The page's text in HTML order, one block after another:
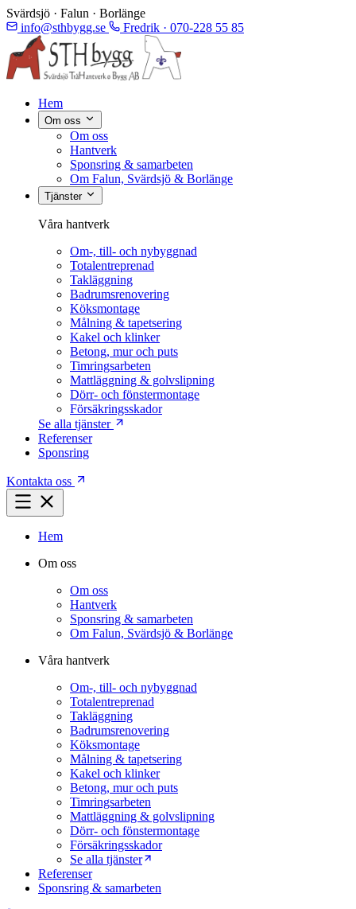
Svärdsjö · Falun · Borlänge
info@sthbygg.se
Fredrik · 070-228 55 85
Hem
Om oss
Om oss
Hantverk
Sponsring & samarbeten
Om Falun, Svärdsjö & Borlänge
Tjänster
Våra hantverk
Om-, till- och nybyggnad
Totalentreprenad
Takläggning
Badrumsrenovering
Köksmontage
Målning & tapetsering
Kakel och klinker
Betong, mur och puts
Timringsarbeten
Mattläggning & golvslipning
Dörr- och fönstermontage
Försäkringsskador
Se alla tjänster
Referenser
Sponsring
Kontakta oss
Hem
Om oss
Om oss
Hantverk
Sponsring & samarbeten
Om Falun, Svärdsjö & Borlänge
Våra hantverk
Om-, till- och nybyggnad
Totalentreprenad
Takläggning
Badrumsrenovering
Köksmontage
Målning & tapetsering
Kakel och klinker
Betong, mur och puts
Timringsarbeten
Mattläggning & golvslipning
Dörr- och fönstermontage
Försäkringsskador
Se alla tjänster
Referenser
Sponsring & samarbeten